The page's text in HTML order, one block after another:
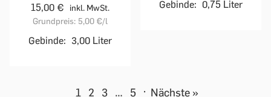
15,00 €
inkl. MwSt.
Grundpreis: 5,00 €/l
Gebinde: 3,00 Liter
Gebinde: 0,75 Liter
1 2 3 … 5 · Nächste »